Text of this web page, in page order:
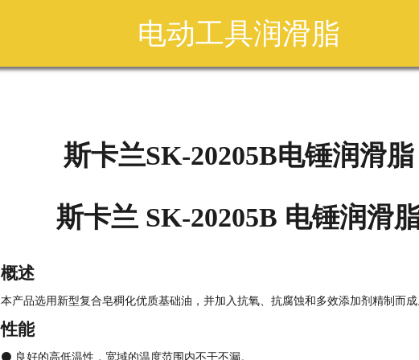
电动工具润滑脂
斯卡兰SK-20205B电锤润滑脂
斯卡兰 SK-20205B 电锤润滑
概述
本产品选用新型复合皂稠化优质基础油，并加入抗氧、抗腐蚀和多效添加剂精制而成
性能
⚫ 良好的高低温性，宽域的温度范围内不干不漏。